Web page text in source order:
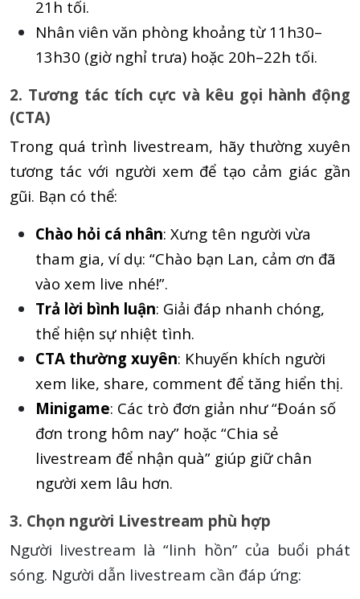
21h tối.
Nhân viên văn phòng khoảng từ 11h30–
13h30 (giờ nghỉ trưa) hoặc 20h–22h tối.
2. Tương tác tích cực và kêu gọi hành động
(CTA)
Trong quá trình livestream, hãy thường xuyên
tương tác với người xem để tạo cảm giác gần
gũi. Bạn có thể:
Chào hỏi cá nhân: Xưng tên người vừa
tham gia, ví dụ: “Chào bạn Lan, cảm ơn đã
vào xem live nhé!”.
Trả lời bình luận: Giải đáp nhanh chóng,
thể hiện sự nhiệt tình.
CTA thường xuyên: Khuyến khích người
xem like, share, comment để tăng hiển thị.
Minigame: Các trò đơn giản như “Đoán số
đơn trong hôm nay” hoặc “Chia sẻ
livestream để nhận quà” giúp giữ chân
người xem lâu hơn.
3. Chọn người Livestream phù hợp
Người livestream là “linh hồn” của buổi phát
sóng. Người dẫn livestream cần đáp ứng: